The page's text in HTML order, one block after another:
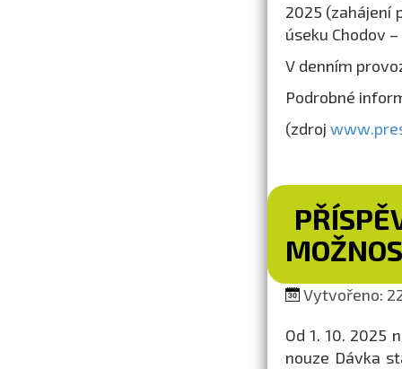
2025 (zahájení
úseku Chodov
V denním
Podrobné
(zdroj
Vytvořeno:
Od 1. 10. 2025
nouze Dávka